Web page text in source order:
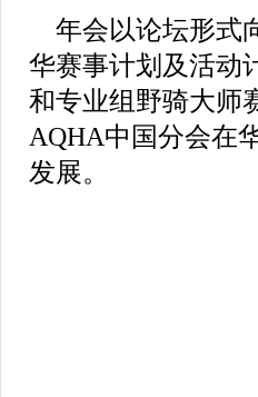
年会以论坛形式
华赛事计划及活动
和专业组野骑大师
AQHA中国分会在
发展。